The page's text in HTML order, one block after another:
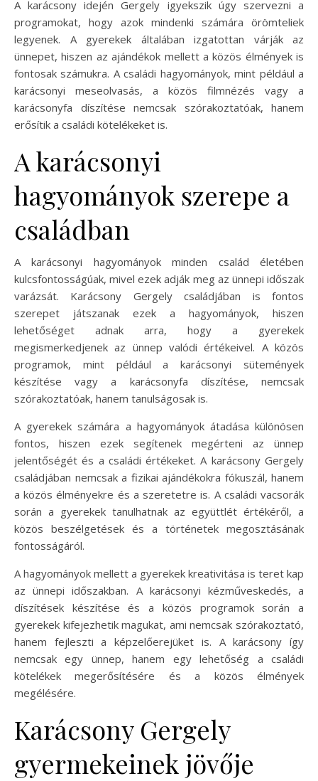
A karácsony idején Gergely igyekszik úgy szervezni a
programokat, hogy azok mindenki számára örömteliek
legyenek. A gyerekek általában izgatottan várják az
ünnepet, hiszen az ajándékok mellett a közös élmények is
fontosak számukra. A családi hagyományok, mint például a
karácsonyi meseolvasás, a közös filmnézés vagy a
karácsonyfa díszítése nemcsak szórakoztatóak, hanem
erősítik a családi kötelékeket is.
A karácsonyi
hagyományok szerepe a
családban
A karácsonyi hagyományok minden család életében
kulcsfontosságúak, mivel ezek adják meg az ünnepi időszak
varázsát. Karácsony Gergely családjában is fontos
szerepet játszanak ezek a hagyományok, hiszen
lehetőséget adnak arra, hogy a gyerekek
megismerkedjenek az ünnep valódi értékeivel. A közös
programok, mint például a karácsonyi sütemények
készítése vagy a karácsonyfa díszítése, nemcsak
szórakoztatóak, hanem tanulságosak is.
A gyerekek számára a hagyományok átadása különösen
fontos, hiszen ezek segítenek megérteni az ünnep
jelentőségét és a családi értékeket. A karácsony Gergely
családjában nemcsak a fizikai ajándékokra fókuszál, hanem
a közös élményekre és a szeretetre is. A családi vacsorák
során a gyerekek tanulhatnak az együttlét értékéről, a
közös beszélgetések és a történetek megosztásának
fontosságáról.
A hagyományok mellett a gyerekek kreativitása is teret kap
az ünnepi időszakban. A karácsonyi kézműveskedés, a
díszítések készítése és a közös programok során a
gyerekek kifejezhetik magukat, ami nemcsak szórakoztató,
hanem fejleszti a képzelőerejüket is. A karácsony így
nemcsak egy ünnep, hanem egy lehetőség a családi
kötelékek megerősítésére és a közös élmények
megélésére.
Karácsony Gergely
gyermekeinek jövője